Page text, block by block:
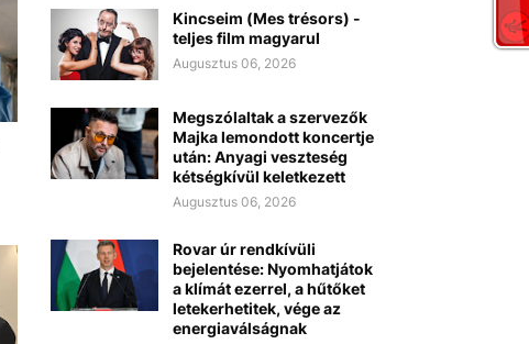
Kincseim (Mes trésors) -
teljes film magyarul
Augusztus 06, 2026
Megszólaltak a szervezők
Majka lemondott koncertje
után: Anyagi veszteség
kétségkívül keletkezett
Augusztus 06, 2026
Rovar úr rendkívüli
bejelentése: Nyomhatjátok
a klímát ezerrel, a hűtőket
letekerhetitek, vége az
energiaválságnak